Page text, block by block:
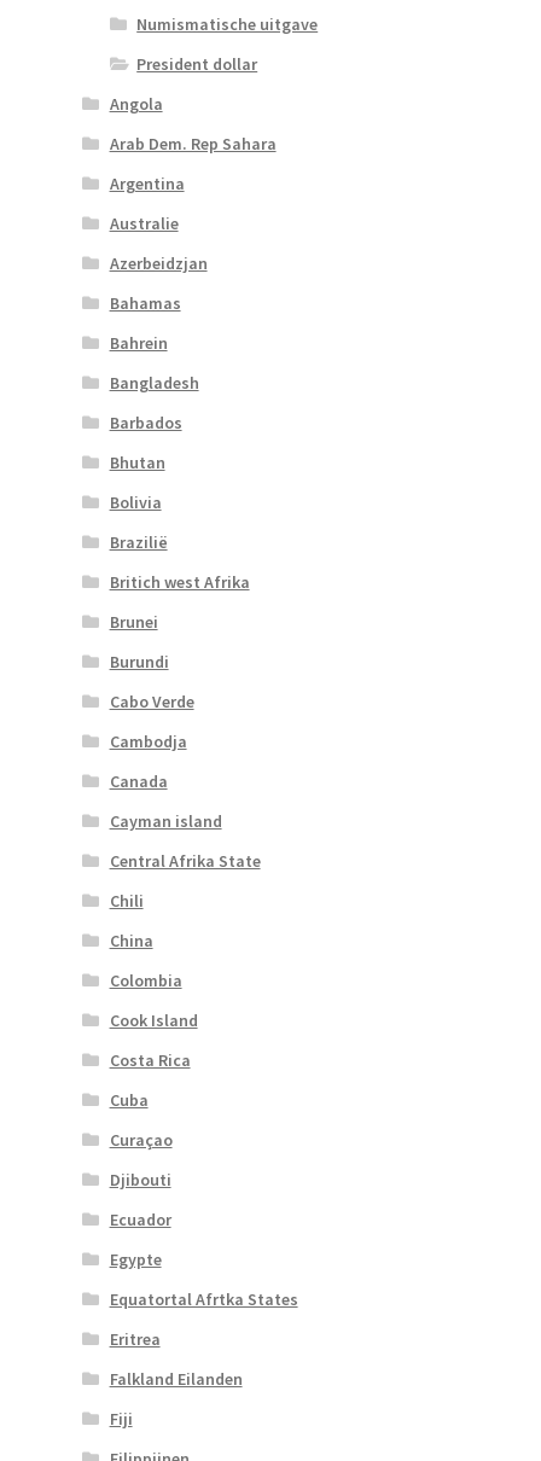
Numismatische uitgave
President dollar
Angola
Arab Dem. Rep Sahara
Argentina
Australie
Azerbeidzjan
Bahamas
Bahrein
Bangladesh
Barbados
Bhutan
Bolivia
Brazilië
Britich west Afrika
Brunei
Burundi
Cabo Verde
Cambodja
Canada
Cayman island
Central Afrika State
Chili
China
Colombia
Cook Island
Costa Rica
Cuba
Curaçao
Djibouti
Ecuador
Egypte
Equatortal Afrtka States
Eritrea
Falkland Eilanden
Fiji